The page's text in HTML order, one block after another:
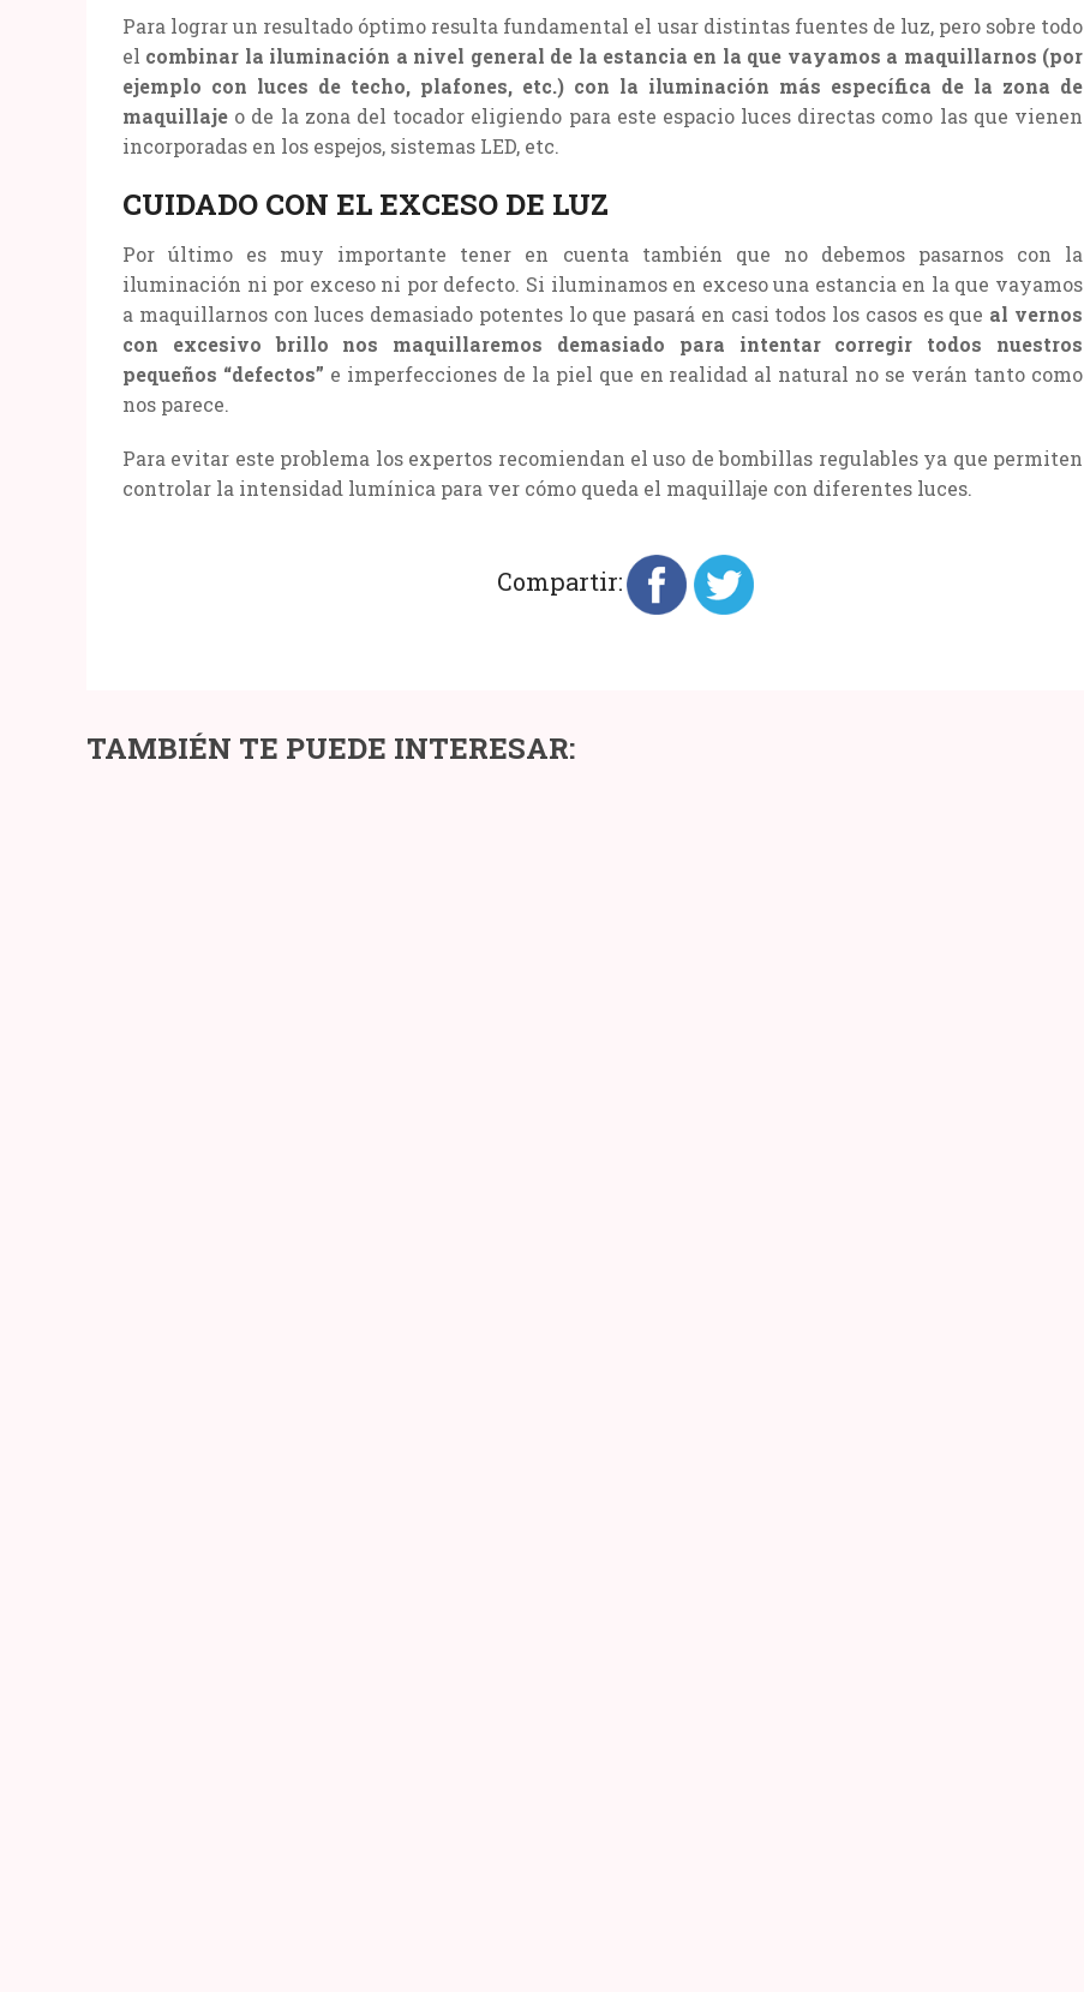
Para lograr un resultado óptimo resulta fundamental el usar distintas fuentes de luz, pero sobre todo
el combinar la iluminación a nivel general de la estancia en la que vayamos a maquillarnos (por
ejemplo con luces de techo, plafones, etc.) con la iluminación más específica de la zona de
maquillaje o de la zona del tocador eligiendo para este espacio luces directas como las que vienen
incorporadas en los espejos, sistemas LED, etc.
CUIDADO CON EL EXCESO DE LUZ
Por último es muy importante tener en cuenta también que no debemos pasarnos con la
iluminación ni por exceso ni por defecto. Si iluminamos en exceso una estancia en la que vayamos
a maquillarnos con luces demasiado potentes lo que pasará en casi todos los casos es que al vernos
con excesivo brillo nos maquillaremos demasiado para intentar corregir todos nuestros
pequeños “defectos” e imperfecciones de la piel que en realidad al natural no se verán tanto como
nos parece.
Para evitar este problema los expertos recomiendan el uso de bombillas regulables ya que permiten
controlar la intensidad lumínica para ver cómo queda el maquillaje con diferentes luces.
Compartir:
TAMBIÉN TE PUEDE INTERESAR:
TRUCOS
PARA
PREGUNTAS
INCÓMODAS